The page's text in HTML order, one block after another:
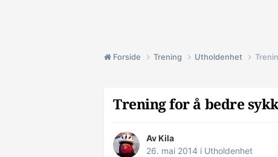
Forside Trening Utholdenhet
Trening for å bedre
AvKila
26. mai 2014 i Utholdenhet